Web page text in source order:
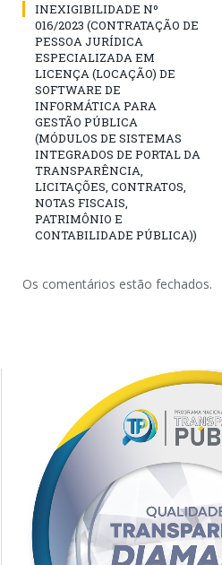
INEXIGIBILIDADE Nº
016/2023 (CONTRATAÇÃO DE
PESSOA JURÍDICA
ESPECIALIZADA EM
LICENÇA (LOCAÇÃO) DE
SOFTWARE DE
INFORMÁTICA PARA
GESTÃO PÚBLICA
(MÓDULOS DE SISTEMAS
INTEGRADOS DE PORTAL DA
TRANSPARÊNCIA,
LICITAÇÕES, CONTRATOS,
NOTAS FISCAIS,
PATRIMÔNIO E
CONTABILIDADE PÚBLICA))
Os comentários estão fechados.